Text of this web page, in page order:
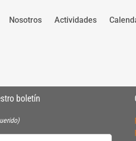
Nosotros Actividades
boletín